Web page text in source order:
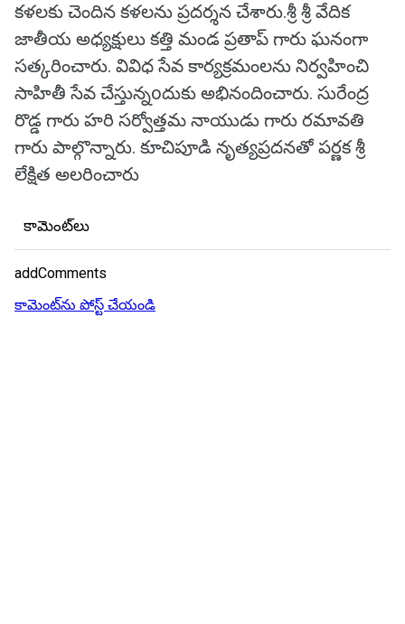
కళలకు చెందిన కళలను ప్రదర్శన చేశారు.శ్రీ శ్రీ వేదిక
జాతీయ అధ్యక్షులు కత్తి మండ ప్రతాప్ గారు ఘనంగా
సత్కరించారు. వివిధ సేవ కార్యక్రమంలను నిర్వహించి
సాహితీ సేవ చేస్తున్నoదుకు అభినందించారు. సురేంద్ర
రొడ్డ గారు హరి సర్వోత్తమ నాయుడు గారు రమావతి
గారు పాల్గొన్నారు. కూచిపూడి నృత్యప్రదనతో పర్ణక శ్రీ
లేక్షిత అలరించారు
కామెంట్‌లు
addComments
కామెంట్‌ను పోస్ట్ చేయండి